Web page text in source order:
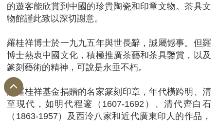
的遊客能欣賞到中國的珍貴陶瓷和印章文物。茶具文
物館謹此致以深切謝意。
羅桂祥博士於一九九五年與世長辭，誠屬憾事。但羅
博士熱衷中國文化，積極推廣茶藝和茶具鑒賞，以及
篆刻藝術的精神，可說是永垂不朽。
由羅桂祥基金捐贈的名家篆刻印章，年代橫跨明、清
至現代，如明代程邃（1607-1692）、清代齊白石
（1863-1957）及西泠八家和近代廣東印人的作品，